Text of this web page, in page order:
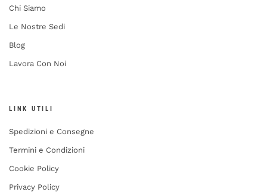
Chi Siamo
Le Nostre Sedi
Blog
Lavora Con Noi
LINK UTILI
Spedizioni e Consegne
Termini e Condizioni
Cookie Policy
Privacy Policy